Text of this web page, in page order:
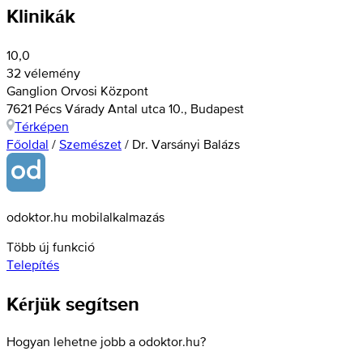
Klinikák
10,0
32 vélemény
Ganglion Orvosi Központ
7621 Pécs Várady Antal utca 10., Budapest
Térképen
Főoldal / Szemészet / Dr. Varsányi Balázs
odoktor.hu mobilalkalmazás
Több új funkció
Telepítés
Kérjük segítsen
Hogyan lehetne jobb a odoktor.hu?